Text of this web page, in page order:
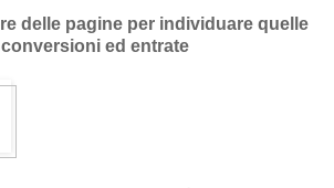
delle pagine per individuare quelle
ed entrate